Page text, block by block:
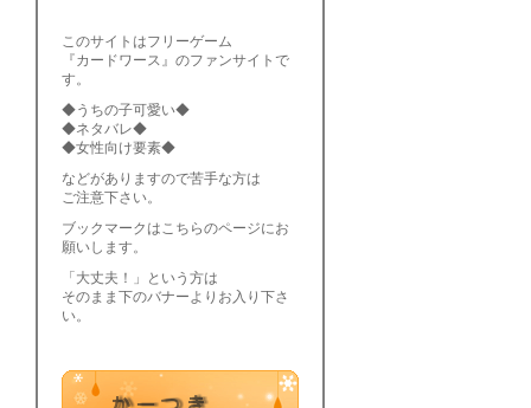
このサイトはフリーゲーム
『カードワース』のファンサイトで
す。
◆うちの子可愛い◆
◆ネタバレ◆
◆女性向け要素◆
などがありますので苦手な方は
ご注意下さい。
ブックマークはこちらのページにお
願いします。
「大丈夫！」という方は
そのまま下のバナーよりお入り下さ
い。